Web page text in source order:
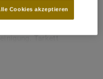
sorgen für eine
Tarkett
Varianten Uni und
Durch die Verwendung
Cookies akzeptieren